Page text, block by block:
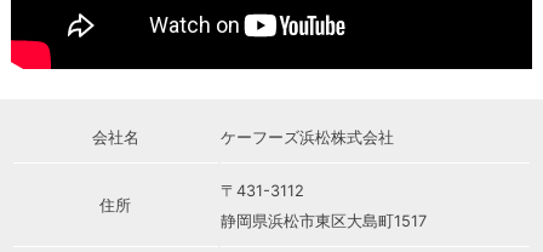
会社名 ケーフーズ浜松株式会社
住所
〒431-3112
静岡県浜松市東区大島町1517